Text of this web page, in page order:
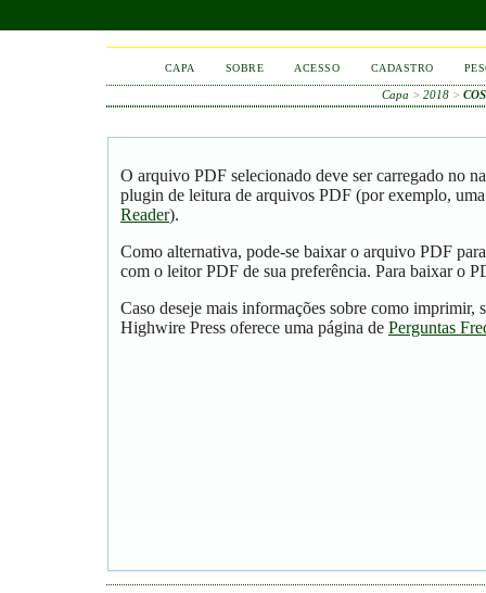
CAPA SOBRE ACESSO CADASTRO
Capa >2018 >
O arquivo PDF selecionado deve ser carregado no
plugin de leitura de arquivos PDF (por exemplo,
Reader).
Como alternativa, pode-se baixar o arquivo PDF
com o leitor PDF de sua preferência. Para baixar o
Caso deseje mais informações sobre como imprimir,
Highwire Press oferece uma página de Perguntas